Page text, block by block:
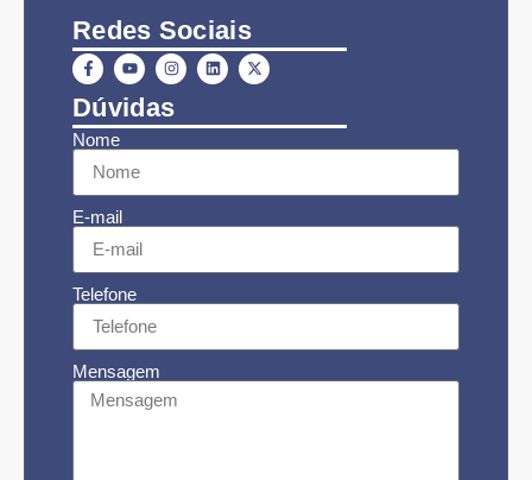
Redes Sociais
Dúvidas
Nome
E-mail
Telefone
Mensagem